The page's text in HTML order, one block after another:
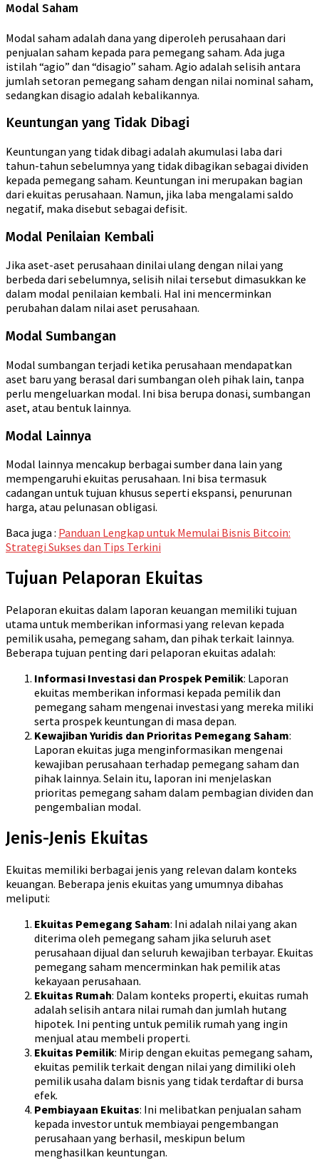
Modal Saham
Modal saham adalah dana yang diperoleh perusahaan dari
penjualan saham kepada para pemegang saham. Ada juga
istilah “agio” dan “disagio” saham. Agio adalah selisih antara
jumlah setoran pemegang saham dengan nilai nominal saham,
sedangkan disagio adalah kebalikannya.
Keuntungan yang Tidak Dibagi
Keuntungan yang tidak dibagi adalah akumulasi laba dari
tahun-tahun sebelumnya yang tidak dibagikan sebagai dividen
kepada pemegang saham. Keuntungan ini merupakan bagian
dari ekuitas perusahaan. Namun, jika laba mengalami saldo
negatif, maka disebut sebagai defisit.
Modal Penilaian Kembali
Jika aset-aset perusahaan dinilai ulang dengan nilai yang
berbeda dari sebelumnya, selisih nilai tersebut dimasukkan ke
dalam modal penilaian kembali. Hal ini mencerminkan
perubahan dalam nilai aset perusahaan.
Modal Sumbangan
Modal sumbangan terjadi ketika perusahaan mendapatkan
aset baru yang berasal dari sumbangan oleh pihak lain, tanpa
perlu mengeluarkan modal. Ini bisa berupa donasi, sumbangan
aset, atau bentuk lainnya.
Modal Lainnya
Modal lainnya mencakup berbagai sumber dana lain yang
mempengaruhi ekuitas perusahaan. Ini bisa termasuk
cadangan untuk tujuan khusus seperti ekspansi, penurunan
harga, atau pelunasan obligasi.
Baca juga : Panduan Lengkap untuk Memulai Bisnis Bitcoin:
Strategi Sukses dan Tips Terkini
Tujuan Pelaporan Ekuitas
Pelaporan ekuitas dalam laporan keuangan memiliki tujuan
utama untuk memberikan informasi yang relevan kepada
pemilik usaha, pemegang saham, dan pihak terkait lainnya.
Beberapa tujuan penting dari pelaporan ekuitas adalah:
Informasi Investasi dan Prospek Pemilik: Laporan
ekuitas memberikan informasi kepada pemilik dan
pemegang saham mengenai investasi yang mereka miliki
serta prospek keuntungan di masa depan.
Kewajiban Yuridis dan Prioritas Pemegang Saham:
Laporan ekuitas juga menginformasikan mengenai
kewajiban perusahaan terhadap pemegang saham dan
pihak lainnya. Selain itu, laporan ini menjelaskan
prioritas pemegang saham dalam pembagian dividen dan
pengembalian modal.
Jenis-Jenis Ekuitas
Ekuitas memiliki berbagai jenis yang relevan dalam konteks
keuangan. Beberapa jenis ekuitas yang umumnya dibahas
meliputi:
Ekuitas Pemegang Saham: Ini adalah nilai yang akan
diterima oleh pemegang saham jika seluruh aset
perusahaan dijual dan seluruh kewajiban terbayar. Ekuitas
pemegang saham mencerminkan hak pemilik atas
kekayaan perusahaan.
Ekuitas Rumah: Dalam konteks properti, ekuitas rumah
adalah selisih antara nilai rumah dan jumlah hutang
hipotek. Ini penting untuk pemilik rumah yang ingin
menjual atau membeli properti.
Ekuitas Pemilik: Mirip dengan ekuitas pemegang saham,
ekuitas pemilik terkait dengan nilai yang dimiliki oleh
pemilik usaha dalam bisnis yang tidak terdaftar di bursa
efek.
Pembiayaan Ekuitas: Ini melibatkan penjualan saham
kepada investor untuk membiayai pengembangan
perusahaan yang berhasil, meskipun belum
menghasilkan keuntungan.